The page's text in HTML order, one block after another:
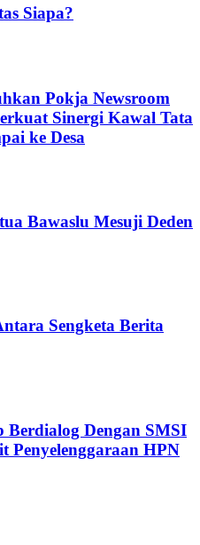
Siapa?
Pokja Newsroom
Sinergi Kawal Tata
ke Desa
Bawaslu Mesuji Deden
Sengketa Berita
Berdialog Dengan SMSI
Penyelenggaraan HPN